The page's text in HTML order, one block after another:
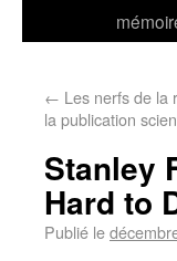
← Les nerfs de la
la publication
Stanley
Hard to
Publié le